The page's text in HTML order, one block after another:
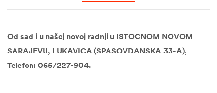
Od sad i u našoj novoj radnji u ISTOCNOM NOVOM
SARAJEVU, LUKAVICA (SPASOVDANSKA 33-A),
Telefon: 065/227-904.